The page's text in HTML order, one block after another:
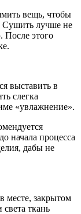
вещь, чтобы
Сушить лучше не
После этого
выставить в
слегка
«увлажнение».
начала процесса
дабы не
месте, закрытом
ткань